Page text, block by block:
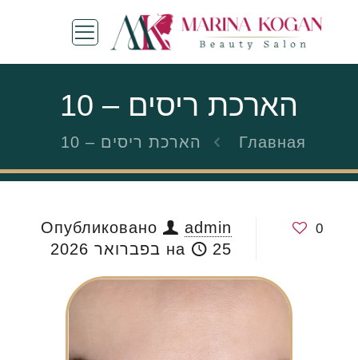
הארכת ריסים – 10
Главная הארכת ריסים – 10
0
Опубликовано
admin
на
25 בפברואר 2026